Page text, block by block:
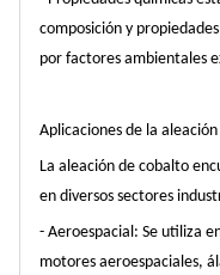
composición y
por factores ambientales
Aplicaciones de la
La aleación de cobalto
en diversos sectores
- Aeroespacial: Se utiliza
motores aeroespaciales,